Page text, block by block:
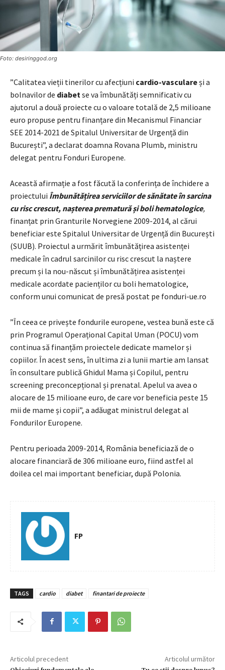
Foto: desiringgod.org
”Calitatea vieții tinerilor cu afecțiuni cardio-vasculareși a
bolnavilor de diabet se va îmbunătăți semnificativ cu
ajutorul a două proiecte cu o valoare totală de 2,5 milioane
euro propuse pentru finanțare din Mecanismul Financiar
SEE 2014-2021 de Spitalul Universitar de Urgență din
București”, a declarat doamna Rovana Plumb, ministru
delegat pentru Fonduri Europene.
Această afirmație a fost făcută la conferința de închidere a
proiectului Îmbunătățirea serviciilor de sănătate în sarcina
cu risc crescut, nașterea prematură și boli hematologice,
finanțat prin Granturile Norvegiene 2009-2014, al cărui
beneficiar este Spitalul Universitar de Urgență din București
(SUUB). Proiectul a urmărit îmbunătățirea asistenței
medicale în cadrul sarcinilor cu risc crescut la naștere
precum și la nou-născut și îmbunătățirea asistenței
medicale acordate pacienților cu boli hematologice,
conform unui comunicat de presă postat pe fonduri-ue.ro
”În ceea ce privește fondurile europene, vestea bună este că
prin Programul Operațional Capital Uman (POCU) vom
continua să finanțăm proiectele dedicate mamelor și
copiilor. În acest sens, în ultima zi a lunii martie am lansat
în consultare publică Ghidul Mama și Copilul, pentru
screening preconcepțional și prenatal. Apelul va avea o
alocare de 15 milioane euro, de care vor beneficia peste 15
mii de mame și copii”, a adăugat ministrul delegat al
Fondurilor Europene.
Pentru perioada 2009-2014, România beneficiază de o
alocare financiară de 306 milioane euro, fiind astfel al
doilea cel mai important beneficiar, după Polonia.
FP
TAGS cardio diabet finantari de proiecte
Articolul precedent Articolul următor